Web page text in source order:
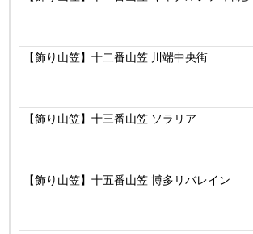
【飾り山笠】十二番山笠 川端中央街
【飾り山笠】十三番山笠 ソラリア
【飾り山笠】十五番山笠 博多リバレイン